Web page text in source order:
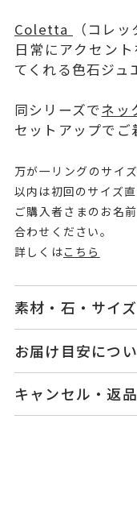
Coletta
（コレッ
日常にアクセン
てくれる色石ジュ
同シリーズでネッ
セットアップでご
万が一リングのサイ
以内は初回のサイズ
ご購入者さまのお名
合わせください。
詳しくはこちら
素材・石・サイ
品番
素材
石
ダ
お届け目安につ
せ。
ご注文およびご
■お届け目安が「
キャンセル・返
ージの購入履歴